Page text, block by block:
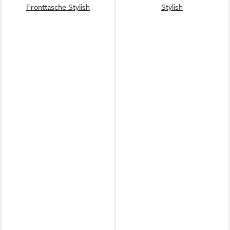
Fronttasche Stylish
Stylish